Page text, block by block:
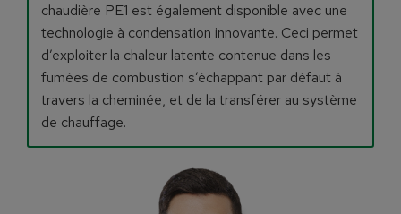
chaudière PE1 est également disponible avec une
technologie à condensation innovante. Ceci permet
d’exploiter la chaleur latente contenue dans les
fumées de combustion s’échappant par défaut à
travers la cheminée, et de la transférer au système
de chauffage.